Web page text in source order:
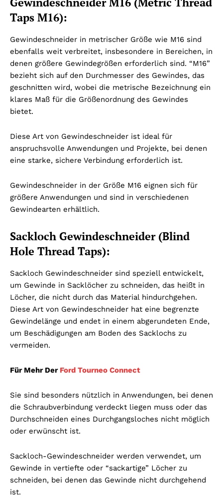
Taps M16):
Gewindeschneider in metrischer Größe wie M16 sind
ebenfalls weit verbreitet, insbesondere in Bereichen, in
denen größere Gewindegrößen erforderlich sind. “M16”
bezieht sich auf den Durchmesser des Gewindes, das
geschnitten wird, wobei die metrische Bezeichnung ein
klares Maß für die Größenordnung des Gewindes
bietet.
Diese Art von Gewindeschneider ist ideal für
anspruchsvolle Anwendungen und Projekte, bei denen
eine starke, sichere Verbindung erforderlich ist.
Gewindeschneider in der Größe M16 eignen sich für
größere Anwendungen und sind in verschiedenen
Gewindearten erhältlich.
Sackloch Gewindeschneider (Blind
Hole Thread Taps):
Sackloch Gewindeschneider sind speziell entwickelt,
um Gewinde in Sacklöcher zu schneiden, das heißt in
Löcher, die nicht durch das Material hindurchgehen.
Diese Art von Gewindeschneider hat eine begrenzte
Gewindelänge und endet in einem abgerundeten Ende,
um Beschädigungen am Boden des Sacklochs zu
vermeiden.
Für Mehr Der Ford Tourneo Connect
Sie sind besonders nützlich in Anwendungen, bei denen
die Schraubverbindung verdeckt liegen muss oder das
Durchschneiden eines Durchgangsloches nicht möglich
oder erwünscht ist.
Sackloch-Gewindeschneider werden verwendet, um
Gewinde in vertiefte oder “sackartige” Löcher zu
schneiden, bei denen das Gewinde nicht durchgehend
ist.